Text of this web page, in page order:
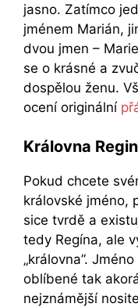
jasno. Zatímco
jménem Marián,
dvou jmen –
se o krásné a
dospělou ženu.
ocení originální
Královna
Pokud chcete
královské jméno,
sice tvrdě a
tedy Regína, ale
„královna”.
oblíbené tak
nejznámější